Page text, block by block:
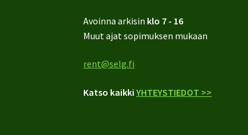
Avoinna arkisin klo 7 - 16
Muut ajat sopimuksen mukaan
rent@selg.fi
Katso kaikkiYHTEYSTIEDOT >>